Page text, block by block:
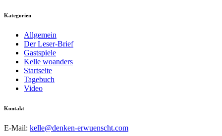
Kategorien
Allgemein
Der Leser-Brief
Gastspiele
Kelle woanders
Startseite
Tagebuch
Video
Kontakt
E-Mail: kelle@denken-erwuenscht.com